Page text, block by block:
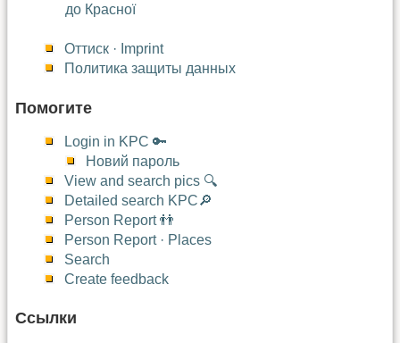
до Красної
Оттиск · Imprint
Политика защиты данных
Помогите
Login in KPC 🔑
Новий пароль
View and search pics 🔍
Detailed search KPC🔎
Person Report 👬
Person Report · Places
Search
Create feedback
Ссылки